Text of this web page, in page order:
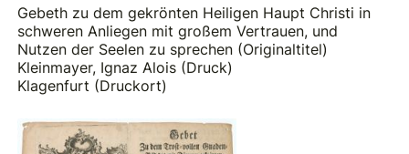
Gebeth zu dem gekrönten Heiligen Haupt Christi in
schweren Anliegen mit großem Vertrauen, und
Nutzen der Seelen zu sprechen (Originaltitel)
Kleinmayer, Ignaz Alois (Druck)
Klagenfurt (Druckort)